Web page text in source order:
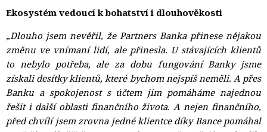
Ekosystém vedoucí k bohatství i dlouhověkosti
„Dlouho jsem nevěřil, že Partners Banka přinese nějakou
změnu ve vnímaní lidí, ale přinesla. U stávajících klientů
to nebylo potřeba, ale za dobu fungování Banky jsme
získali desítky klientů, které bychom nejspíš neměli. A přes
Banku a spokojenost s účtem jim pomáháme najednou
řešit i další oblasti finančního života. A nejen finančního,
před chvílí jsem zrovna jedné klientce díky Bance pomáhal